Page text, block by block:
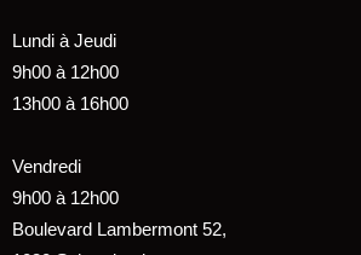
Lundi à Jeudi
9h00 à 12h00
13h00 à 16h00
Vendredi
9h00 à 12h00
Boulevard Lambermont 52,